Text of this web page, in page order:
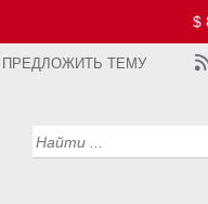
$
ПРЕДЛОЖИТЬ ТЕМУ